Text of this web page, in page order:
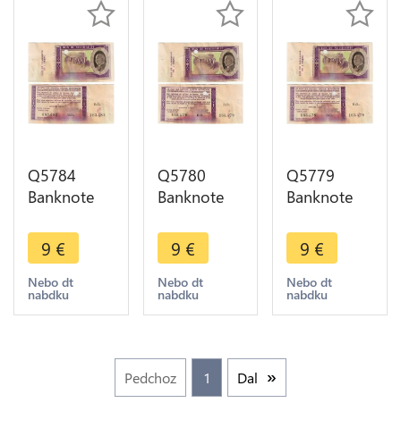
Q5784
Banknote
Solidarité 1
Franc Pétain
1941 Non
Vendu ->
9 €
Nebo dt
nabdku
Q5780
Banknote
Solidarité 1
Franc Pétain
1941 Non
Vendu ->
9 €
Nebo dt
nabdku
Q5779
Banknote
Solidarité 1
Franc Pétain
1941 Non
Vendu ->
9 €
Nebo dt
nabdku
Pedchoz 1 Dal